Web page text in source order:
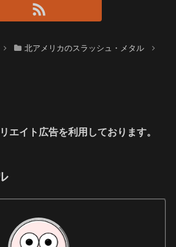
北アメリカのスラッシュ・メタル
エイト広告を利用しております。